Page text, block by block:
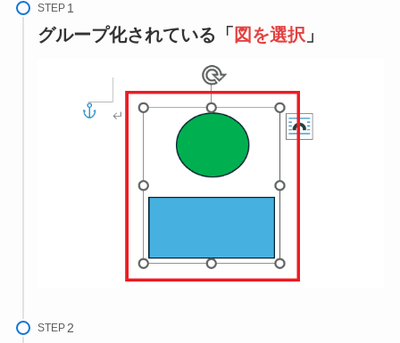
STEP
グループ化されている「 図を選択 」
STEP